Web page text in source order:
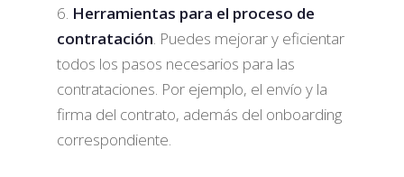
Herramientas para el proceso de
contratación. Puedes mejorar y eficientar
todos los pasos necesarios para las
contrataciones. Por ejemplo, el envío y la
firma del contrato, además del onboarding
correspondiente.